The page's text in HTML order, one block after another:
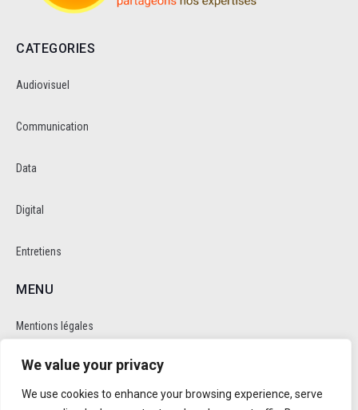
We value your privacy
We use cookies to enhance your browsing experience, serve
CATEGORIES
Audiovisuel
Communication
Data
Digital
Entretiens
MENU
Mentions légales
Politique de cookie et de confidentalité
RÉSEAUX SOCIAUX